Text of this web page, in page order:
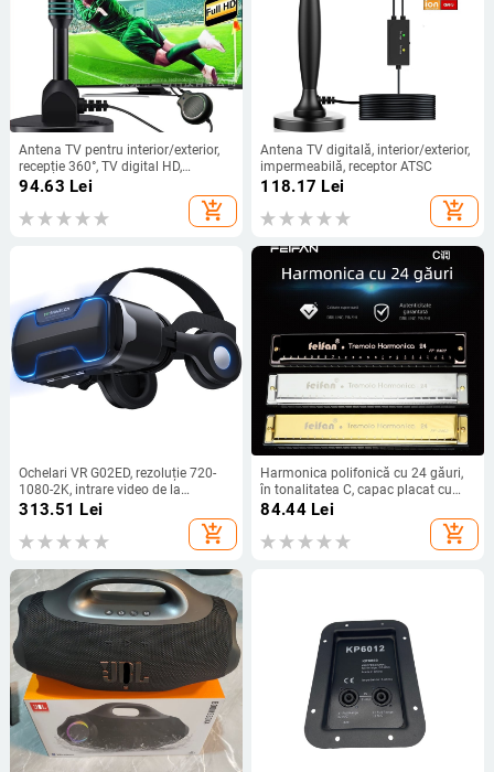
Antena TV pentru interior/exterior,
recepție 360°, TV digital HD,
compatibilitate cu Europa, America
94.63 Lei
add_shopping_cart
Antena TV digitală, interior/exterior,
impermeabilă, receptor ATSC
118.17 Lei
add_shopping_cart
Ochelari VR G02ED, rezoluție 720-
1080-2K, intrare video de la
telefonul mobil, Android/iOS
313.51 Lei
add_shopping_cart
Harmonica polifonică cu 24 găuri,
în tonalitatea C, capac placat cu
aur, orificii de sunet din plastic,
84.44Lei
add_shopping_cart